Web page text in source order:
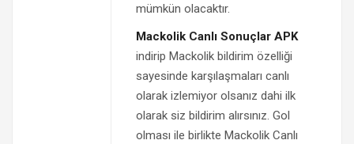
mümkün olacaktır.
Mackolik Canlı Sonuçlar APK
indirip Mackolik bildirim özelliği
sayesinde karşılaşmaları canlı
olarak izlemiyor olsanız dahi ilk
olarak siz bildirim alırsınız. Gol
olması ile birlikte Mackolik Canlı